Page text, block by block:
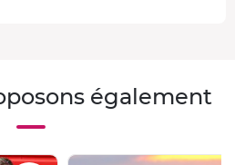
également